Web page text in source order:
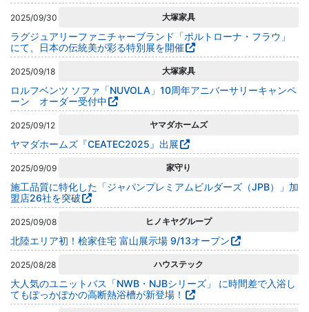
2025/09/30 大塚家具
ラグジュアリーファニチャーブランド「ポルトローナ・フラウ」
にて、日本の伝統美が彩る特別展を開催
2025/09/18 大塚家具
ロルフベンツ ソファ「NUVOLA」10周年アニバーサリーキャンペ
ーン オーダー受付中
2025/09/12 ヤマダホームズ
ヤマダホームズ『CEATEC2025』出展
2025/09/09 家守り
施工品質に特化した「ジャパンプレミアムビルダーズ（JPB）」加
盟店26社を突破
2025/09/08 ヒノキヤグループ
北陸エリア初！桧家住宅 富山展示場 9/13オープン
2025/08/28 ハウステック
大人気のユニットバス「NWB・NJBシリーズ」 に時間差で入浴し
てもぽっかぽかの高断熱浴槽が新登場！